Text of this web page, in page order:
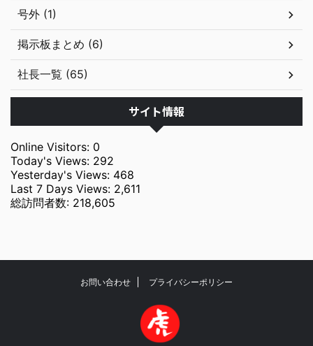
号外 (1)
掲示板まとめ (6)
社長一覧 (65)
サイト情報
Online Visitors: 0
Today's Views: 292
Yesterday's Views: 468
Last 7 Days Views: 2,611
総訪問者数: 218,605
お問い合わせ プライバシーポリシー